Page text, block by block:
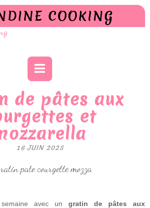
COOKING
de pâtes aux
et
16 JUIN 2025
avec un gratin de pâtes aux